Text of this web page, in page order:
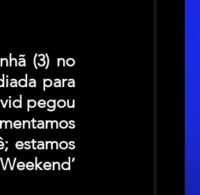
(3) no
para
pegou
estamos